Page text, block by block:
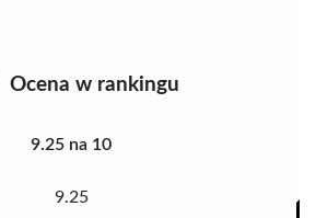
Ocena w rankingu
9.25 na 10
9.25